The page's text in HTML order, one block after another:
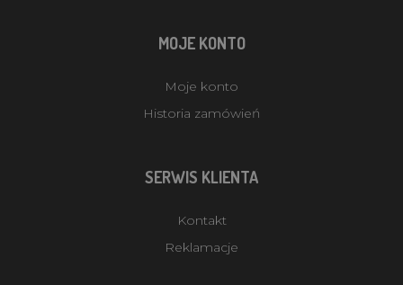
MOJE KONTO
Moje konto
Historia zamówień
SERWIS KLIENTA
Kontakt
Reklamacje